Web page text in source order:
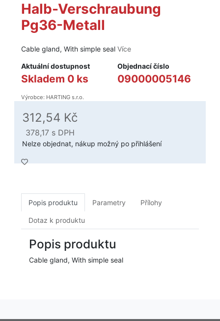
Halb-Verschraubung
Pg36-Metall
Cable gland, With simple seal Více
Aktuální dostupnost
Skladem 0 ks
Objednací číslo
09000005146
Výrobce: HARTING s.r.o.
312,54 Kč
378,17 s DPH
Nelze objednat, nákup možný po přihlášení
Popis produktu Parametry Přílohy
Dotaz k produktu
Popis produktu
Cable gland, With simple seal